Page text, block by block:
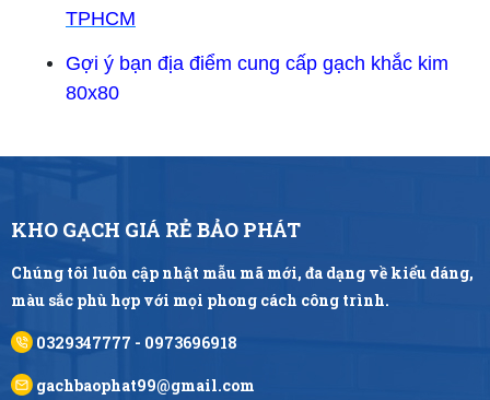
TPHCM
Gợi ý bạn địa điểm cung cấp gạch khắc kim
80x80
KHO GẠCH GIÁ RẺ BẢO PHÁT
Chúng tôi luôn cập nhật mẫu mã mới, đa dạng về kiểu dáng,
màu sắc phù hợp với mọi phong cách công trình.
0329347777 - 0973696918
gachbaophat99@gmail.com